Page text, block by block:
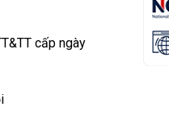
cấp ngày